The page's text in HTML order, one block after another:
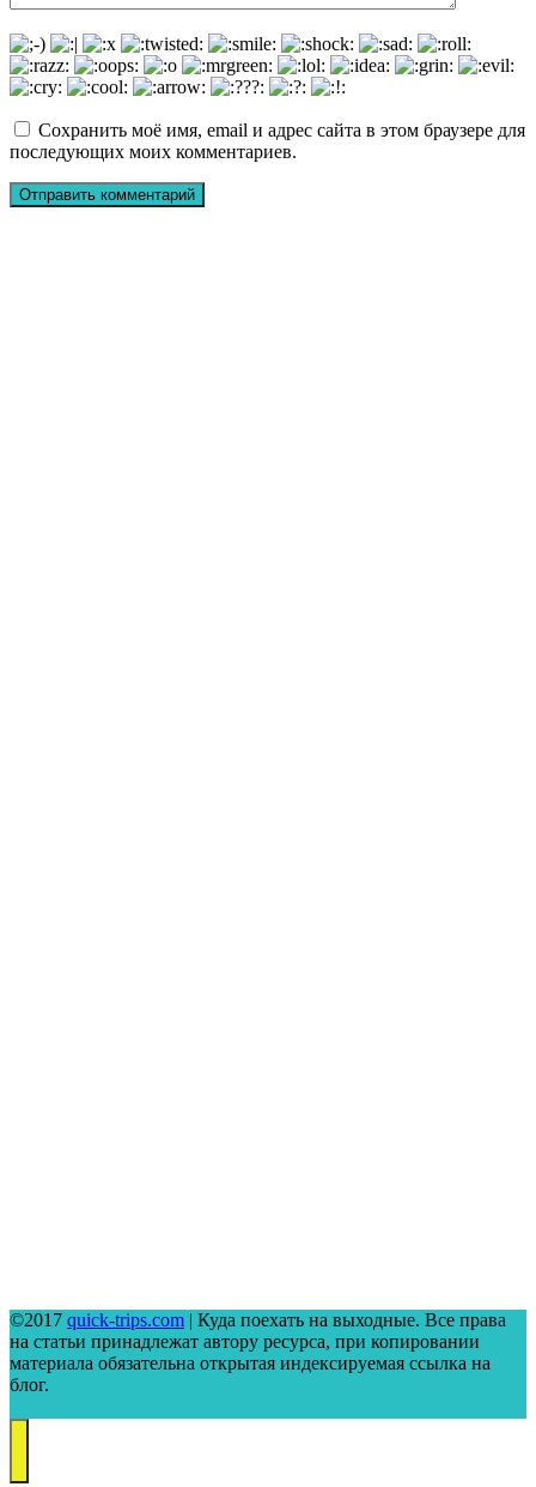
Сохранить моё имя, email и адрес сайта в этом браузере для
последующих моих комментариев.
©2017 quick-trips.com | Куда поехать на выходные. Все права
на статьи принадлежат автору ресурса, при копировании
материала обязательна открытая индексируемая ссылка на
блог.